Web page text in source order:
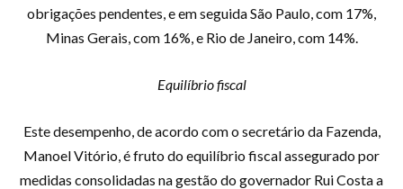
obrigações pendentes, e em seguida São Paulo, com 17%,
Minas Gerais, com 16%, e Rio de Janeiro, com 14%.
Equilíbrio fiscal
Este desempenho, de acordo com o secretário da Fazenda,
Manoel Vitório, é fruto do equilíbrio fiscal assegurado por
medidas consolidadas na gestão do governador Rui Costa a